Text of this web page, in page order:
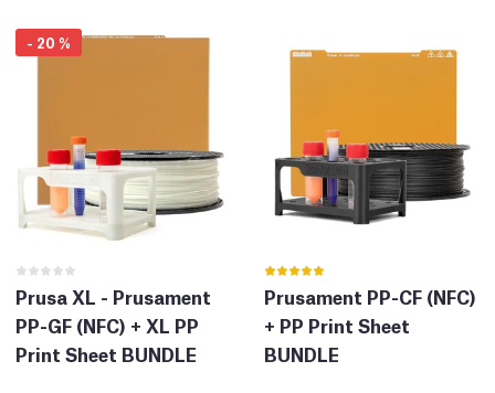
- 20 %
Prusa XL - Prusament
PP-GF (NFC) + XL PP
Print Sheet BUNDLE
Prusament PP-CF (NFC)
+ PP Print Sheet
BUNDLE